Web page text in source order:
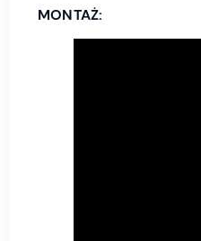
MONTAŻ: